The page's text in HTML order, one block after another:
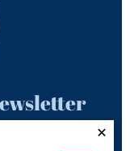
COMMANDE*